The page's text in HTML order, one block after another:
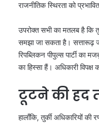
राजनीतिक स्थिरता को
उपरोक्त सभी का मतलब है कि
समझा जा सकता है। सत्तारूढ़
रिपब्लिकन पीपुल्स पार्टी का
का हिस्सा हैं। अधिकारी
टूटने की हद
हालाँकि, तुर्की अधिकारियों